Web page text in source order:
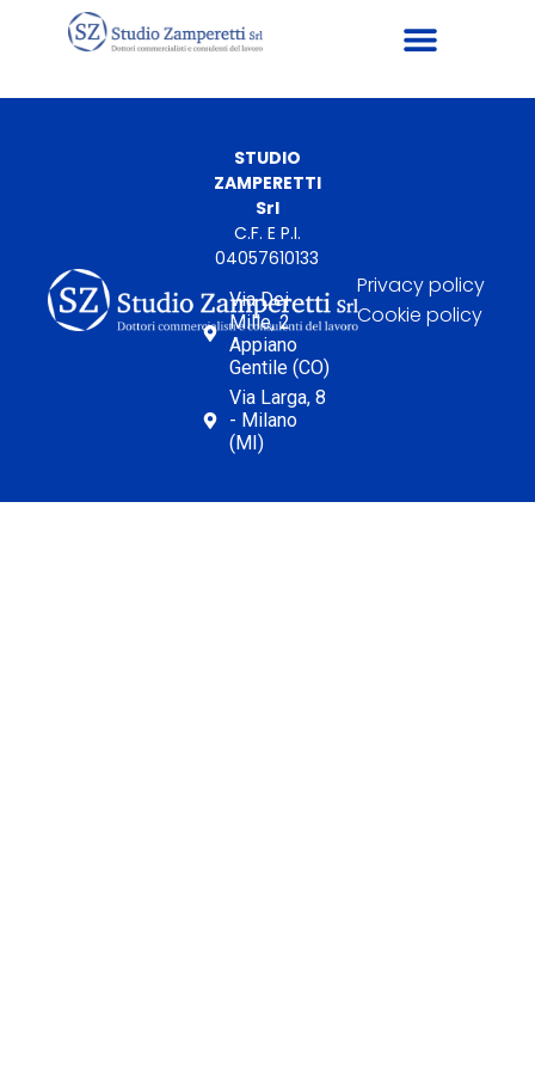
STUDIO
ZAMPERETTI
Srl
C.F. E P.I.
04057610133
Via Dei
Mille, 2
Appiano
Gentile (CO)
Via Larga, 8
- Milano
(MI)
Privacy policy
Cookie policy